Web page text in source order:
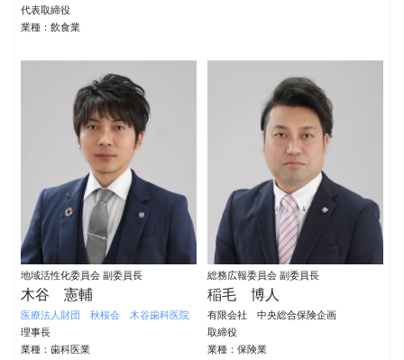
代表取締役
業種：飲食業
地域活性化委員会 副委員長
木谷 憲輔
医療法人財団 秋桜会 木谷歯科医院
理事長
業種：歯科医業
総務広報委員会 副委員長
稲毛 博人
有限会社 中央総合保険企画
取締役
業種：保険業